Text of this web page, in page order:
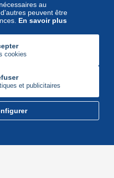
Corporate
au
peuvent être
En savoir plus
cookies
et publicitaires